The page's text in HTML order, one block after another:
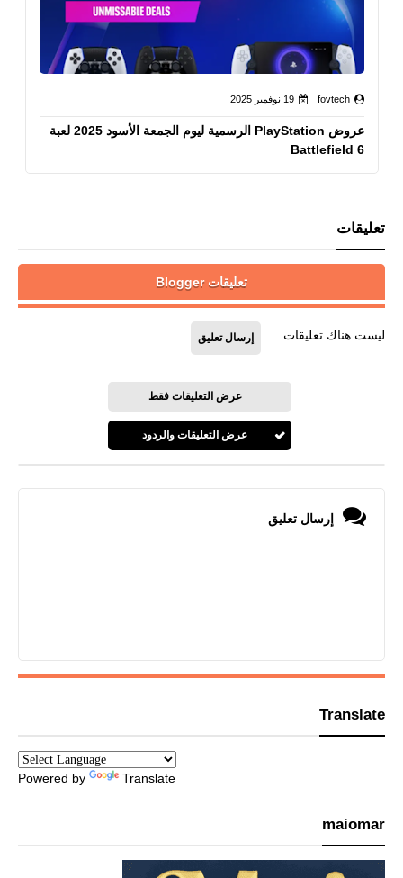
fovtech 19 نوفمبر 2025
عروض PlayStation الرسمية ليوم الجمعة الأسود 2025 لعبة
Battlefield 6
تعليقات
تعليقات Blogger
ليست هناك تعليقات إرسال تعليق
عرض التعليقات فقط
عرض التعليقات والردود
إرسال تعليق
Translate
Powered by Translate
maiomar